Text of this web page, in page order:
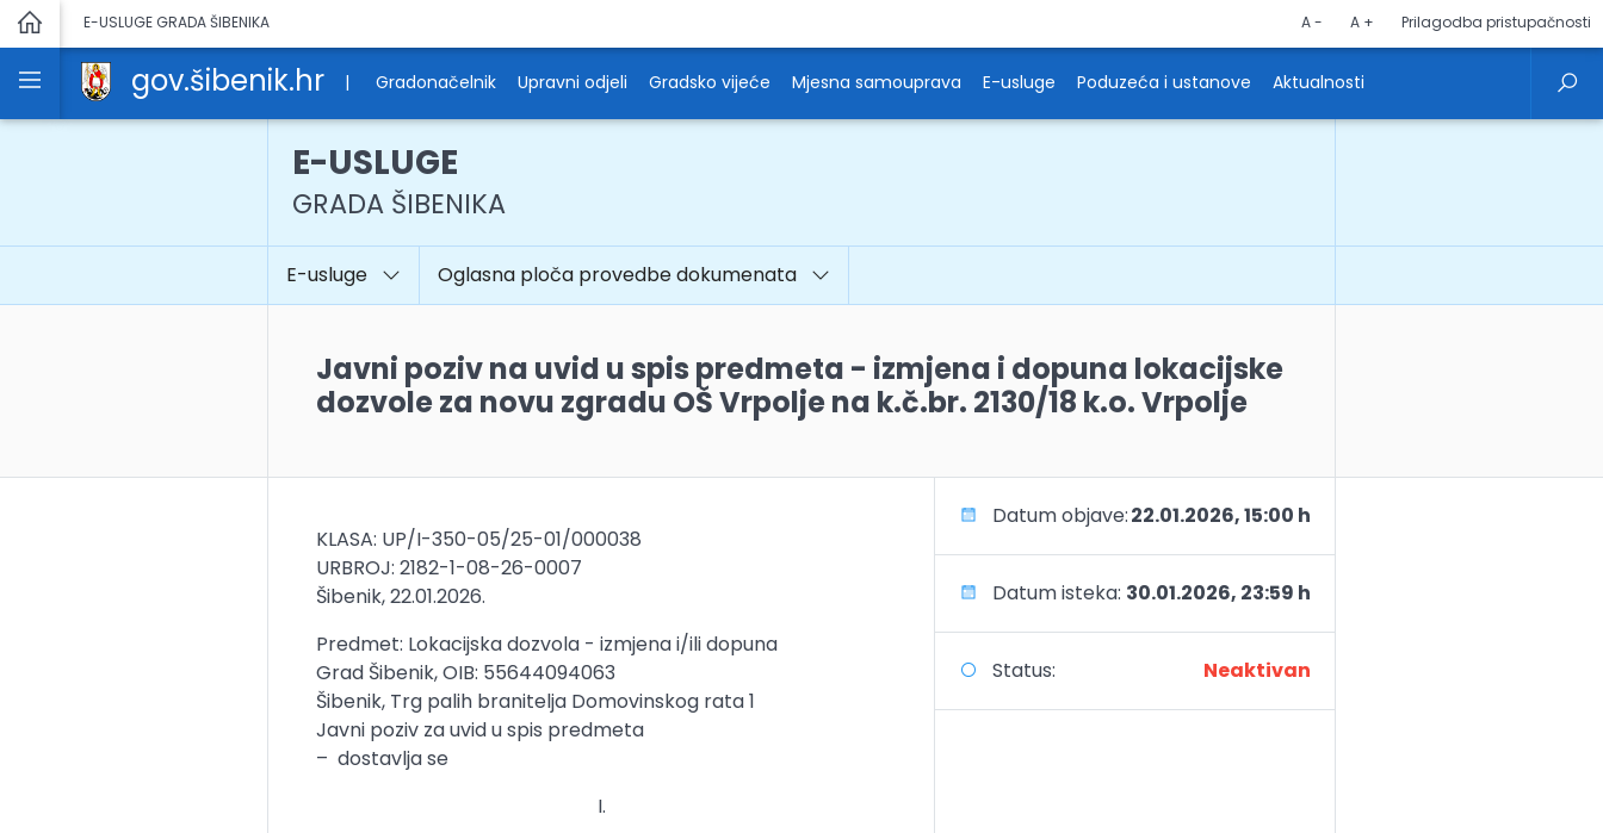
E-USLUGE GRADA ŠIBENIKA A - A + Prilagodba pristupačnosti
gov.šibenik.hr | Gradonačelnik Upravni odjeli Gradsko vijeće Mjesna samouprava E-usluge Poduzeća i ustanove Aktualnosti
E-USLUGE
GRADA ŠIBENIKA
E-usluge Oglasna ploča provedbe dokumenata
Javni poziv na uvid u spis predmeta - izmjena i dopuna lokacijske
dozvole za novu zgradu OŠ Vrpolje na k.č.br. 2130/18 k.o. Vrpolje
KLASA: UP/I-350-05/25-01/000038
URBROJ: 2182-1-08-26-0007
Šibenik, 22.01.2026.
Predmet: Lokacijska dozvola - izmjena i/ili dopuna
Grad Šibenik, OIB: 55644094063
Šibenik, Trg palih branitelja Domovinskog rata 1
Javni poziv za uvid u spis predmeta
– dostavlja se
I.
Datum objave:22.01.2026, 15:00 h
Datum isteka: 30.01.2026, 23:59 h
Status: Neaktivan